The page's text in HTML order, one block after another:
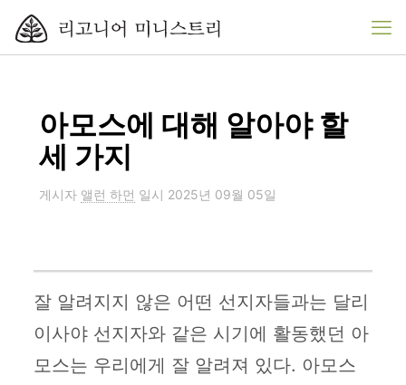
아모스에 대해 알아야 할
세 가지
게시자 앨런 하먼 일시 2025년 09월 05일
잘 알려지지 않은 어떤 선지자들과는 달리
이사야 선지자와 같은 시기에 활동했던 아
모스는 우리에게 잘 알려져 있다. 아모스